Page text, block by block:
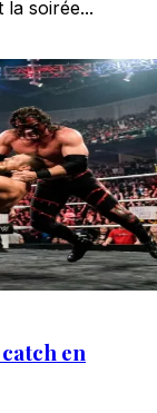
soirée...
en